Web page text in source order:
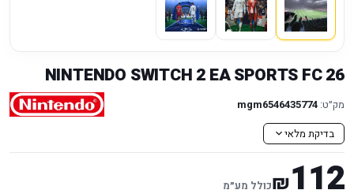
NINTENDO SWITCH 2 EA SPORTS FC 26
מק״ט: mgm6546435774
בדיקת מלאי
112
₪כולל מע״מ